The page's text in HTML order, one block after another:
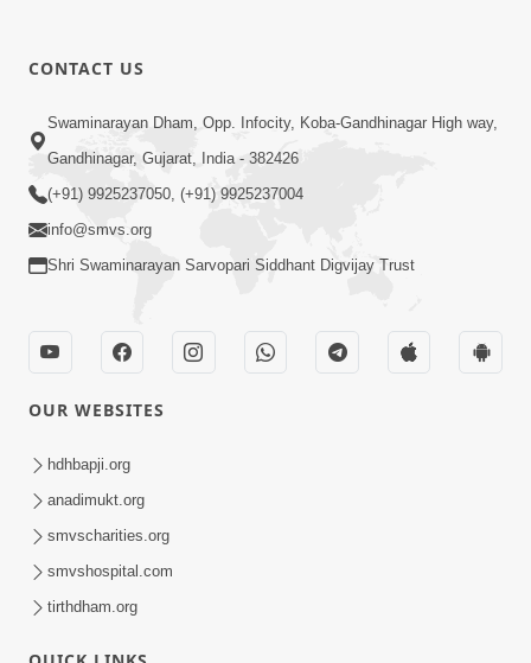
CONTACT US
Swaminarayan Dham, Opp. Infocity, Koba-Gandhinagar High way,
Gandhinagar, Gujarat, India - 382426
(+91) 9925237050, (+91) 9925237004
info@smvs.org
Shri Swaminarayan Sarvopari Siddhant Digvijay Trust
OUR WEBSITES
hdhbapji.org
anadimukt.org
smvscharities.org
smvshospital.com
tirthdham.org